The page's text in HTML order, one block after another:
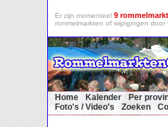
Er zijn momenteel 9
rommelmarkten of wijzigingen door
Home Kalender Per
Foto's / Video's
Zoeken